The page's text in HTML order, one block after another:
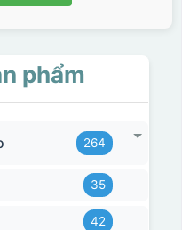
phẩm
264
35
42